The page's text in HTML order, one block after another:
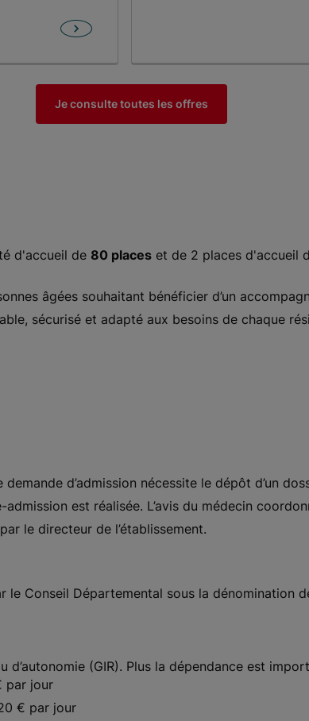
Je consulte toutes les offres
d'accueil de 80 places et de 2 places d'accueil
âgées souhaitant bénéficier d’un
sécurisé et adapté aux besoins de chaque
demande d’admission nécessite le dépôt d’un
est réalisée. L’avis du médecin
le directeur de l’établissement.
le Conseil Départemental sous la dénomination
d’autonomie (GIR). Plus la dépendance est
par jour
€ par jour